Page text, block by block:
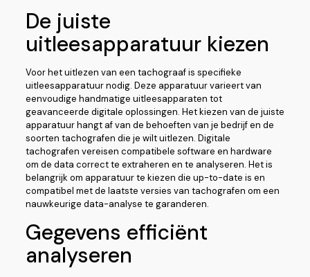
De juiste
uitleesapparatuur kiezen
Voor het uitlezen van een tachograaf is specifieke
uitleesapparatuur nodig. Deze apparatuur varieert van
eenvoudige handmatige uitleesapparaten tot
geavanceerde digitale oplossingen. Het kiezen van de juiste
apparatuur hangt af van de behoeften van je bedrijf en de
soorten tachografen die je wilt uitlezen. Digitale
tachografen vereisen compatibele software en hardware
om de data correct te extraheren en te analyseren. Het is
belangrijk om apparatuur te kiezen die up-to-date is en
compatibel met de laatste versies van tachografen om een
nauwkeurige data-analyse te garanderen.
Gegevens efficiënt
analyseren